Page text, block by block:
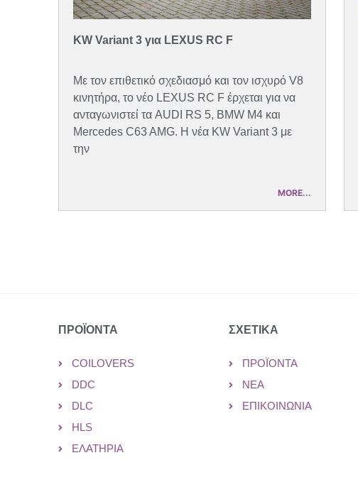
KW Variant 3 για LEXUS RC F
Με τον επιθετικό σχεδιασμό και τον ισχυρό V8
κινητήρα, το νέο LEXUS RC F έρχεται για να
ανταγωνιστεί τα AUDI RS 5, BMW M4 και
Mercedes C63 AMG. Η νέα KW Variant 3 με
την
MORE...
ΠΡΟΪΟΝΤΑ
COILOVERS
DDC
DLC
HLS
ΕΛΑΤΉΡΙΑ
ΣΧΕΤΙΚΑ
ΠΡΟΪΌΝΤΑ
ΝΈΑ
ΕΠΙΚΟΙΝΩΝΊΑ